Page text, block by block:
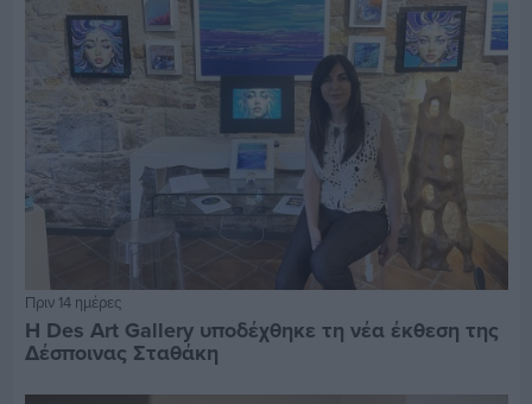
Πριν 14 ημέρες
Η Des Art Gallery υποδέχθηκε τη νέα έκθεση της
Δέσποινας Σταθάκη